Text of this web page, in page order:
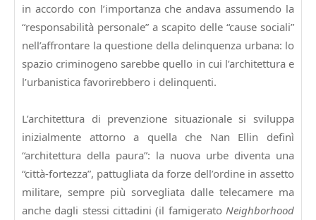
in accordo con l’importanza che andava assumendo la
“responsabilità personale” a scapito delle “cause sociali”
nell’affrontare la questione della delinquenza urbana: lo
spazio criminogeno sarebbe quello in cui l’architettura e
l’urbanistica favorirebbero i delinquenti.
L’architettura di prevenzione situazionale si sviluppa
inizialmente attorno a quella che Nan Ellin definì
“architettura della paura”: la nuova urbe diventa una
“città-fortezza”, pattugliata da forze dell’ordine in assetto
militare, sempre più sorvegliata dalle telecamere ma
anche dagli stessi cittadini (il famigerato Neighborhood